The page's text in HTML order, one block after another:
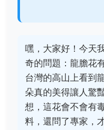
嘿，大家好！今天
奇的問題：龍膽花
台灣的高山上看到
朵真的美得讓人驚
想，這花會不會有
料，還問了專家，